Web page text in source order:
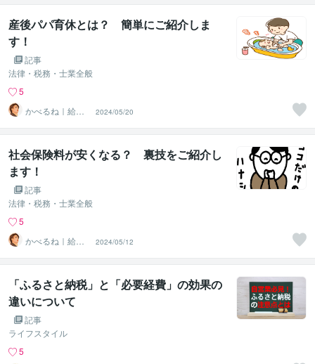
産後パパ育休とは？ 簡単にご紹介しま
す！
記事
法律・税務・士業全般
5
かべるね｜給与
計算代行（相談
可・安心）
2024/05/20
社会保険料が安くなる？ 裏技をご紹介し
ます！
記事
法律・税務・士業全般
5
かべるね｜給与
計算代行（相談
可・安心）
2024/05/12
「ふるさと納税」と「必要経費」の効果の
違いについて
記事
ライフスタイル
5